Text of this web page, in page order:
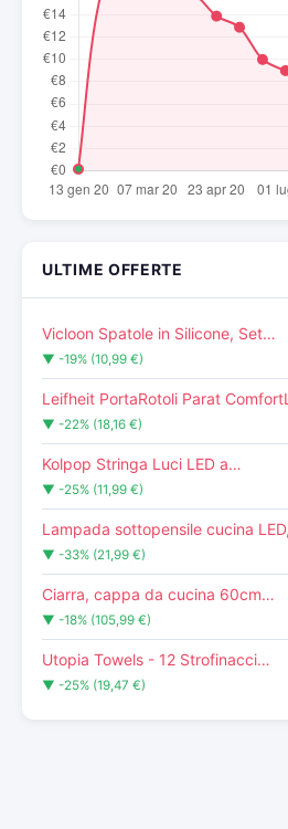
ULTIME OFFERTE
Vicloon Spatole in Silicone, Set…
▼ -19% (10,99 €)
Leifheit PortaRotoli Parat
▼ -22% (18,16 €)
Kolpop Stringa Luci LED a…
▼ -25% (11,99 €)
Lampada sottopensile cucina
▼ -33% (21,99 €)
Ciarra, cappa da cucina 60cm…
▼ -18% (105,99 €)
Utopia Towels - 12 Strofinacci…
▼ -25% (19,47 €)